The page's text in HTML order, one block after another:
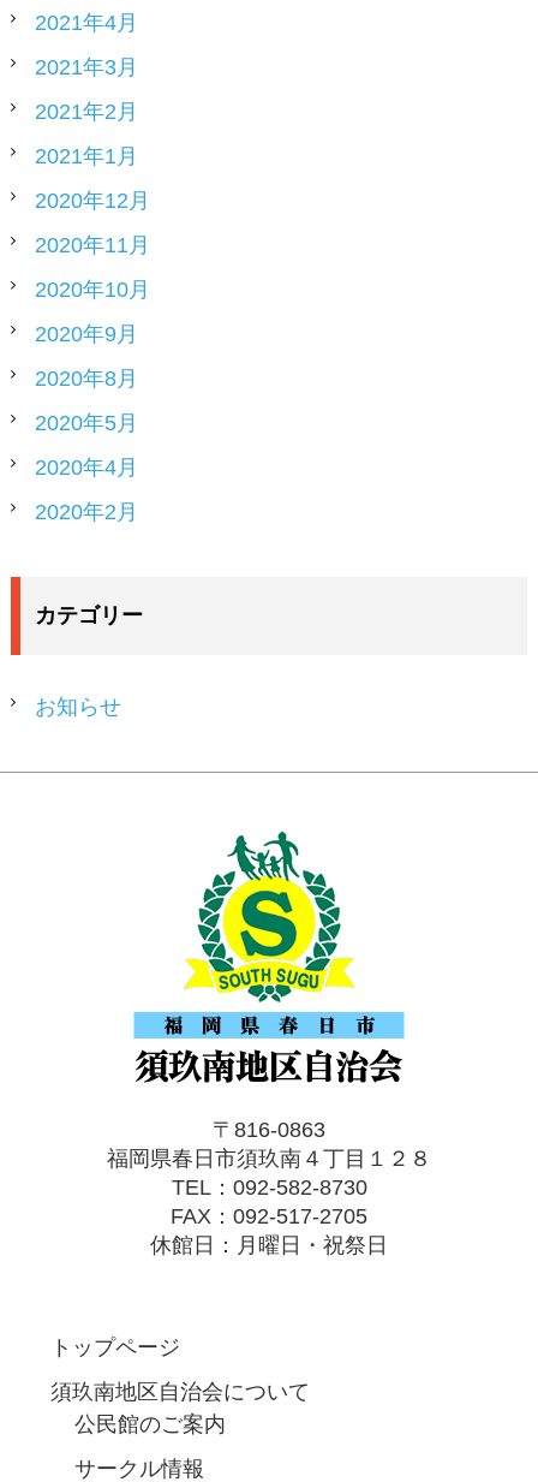
2021年4月
2021年3月
2021年2月
2021年1月
2020年12月
2020年11月
2020年10月
2020年9月
2020年8月
2020年5月
2020年4月
2020年2月
カテゴリー
お知らせ
〒816-0863
福岡県春日市須玖南４丁目１２８
TEL：092-582-8730
FAX：092-517-2705
休館日：月曜日・祝祭日
トップページ
須玖南地区自治会について
公民館のご案内
サークル情報